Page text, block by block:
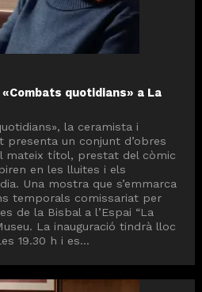
quotidians» a La
la ceramista i
presenta un conjunt d’obres
mateix títol, prestat del còmic
en les lluites i els
Una mostra que s’emmarca
temporals comissariat per
de la Bisbal a l’Espai “La
La inauguració tindrà lloc
19.30 h i es...